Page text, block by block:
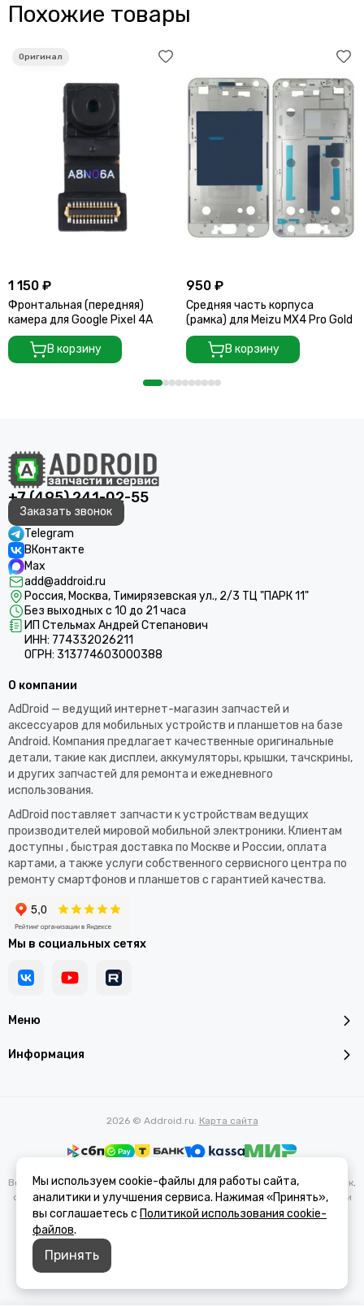
Похожие товары
1 150 ₽
Фронтальная (передняя)
камера для Google Pixel 4A
В корзину
950 ₽
Средняя часть корпуса
(рамка) для Meizu MX4 Pro Gold
В корзину
+7 (495) 241-02-55
Заказать звонок
Telegram
ВКонтакте
Max
add@addroid.ru
Россия, Москва, Тимирязевская ул., 2/3 ТЦ "ПАРК 11"
Без выходных с 10 до 21 часа
ИП Стельмах Андрей Степанович
ИНН: 774332026211
ОГРН: 313774603000388
Меню
Информация
О компании
AdDroid — ведущий интернет-магазин запчастей и
аксессуаров для мобильных устройств и планшетов на базе
Android. Компания предлагает качественные оригинальные
детали, такие как дисплеи, аккумуляторы, крышки, тачскрины,
и других запчастей для ремонта и ежедневного
использования.​
AdDroid поставляет запчасти к устройствам ведущих
производителей мировой мобильной электроники. Клиентам
доступны , быстрая доставка по Москве и России, оплата
картами, а также услуги собственного сервисного центра по
ремонту смартфонов и планшетов с гарантией качества.
Мы в социальных сетях
2026 © Addroid.ru. Карта сайта
Вся представленная на сайте информация, касающаяся характеристик,
стоимости товаров и услуг, носит информационный характер и ни при
каких условиях не является публичной офертой, определяемой
положениями Статьи 437(2) Гражданского кодекса РФ.
Мы используем cookie-файлы для работы сайта,
аналитики и улучшения сервиса. Нажимая «Принять»,
вы соглашаетесь с Политикой использования cookie-
файлов.
Принять